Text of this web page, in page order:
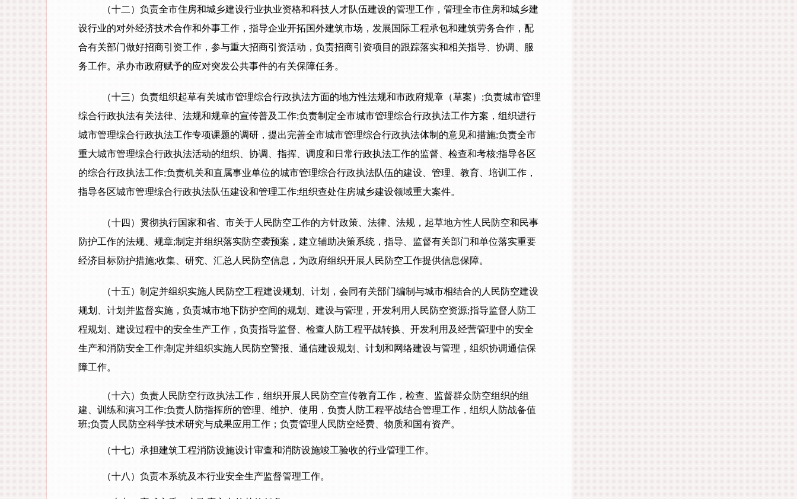
（十二）负责全市住房和城乡建设行业执业资格和科技人才队伍建设的管理工作，管理全市住房和城乡建
设行业的对外经济技术合作和外事工作，指导企业开拓国外建筑市场，发展国际工程承包和建筑劳务合作，配
合有关部门做好招商引资工作，参与重大招商引资活动，负责招商引资项目的跟踪落实和相关指导、协调、服
务工作。承办市政府赋予的应对突发公共事件的有关保障任务。
（十三）负责组织起草有关城市管理综合行政执法方面的地方性法规和市政府规章（草案）;负责城市管理
综合行政执法有关法律、法规和规章的宣传普及工作;负责制定全市城市管理综合行政执法工作方案，组织进行
城市管理综合行政执法工作专项课题的调研，提出完善全市城市管理综合行政执法体制的意见和措施;负责全市
重大城市管理综合行政执法活动的组织、协调、指挥、调度和日常行政执法工作的监督、检查和考核;指导各区
的综合行政执法工作;负责机关和直属事业单位的城市管理综合行政执法队伍的建设、管理、教育、培训工作，
指导各区城市管理综合行政执法队伍建设和管理工作;组织查处住房城乡建设领域重大案件。
（十四）贯彻执行国家和省、市关于人民防空工作的方针政策、法律、法规，起草地方性人民防空和民事
防护工作的法规、规章;制定并组织落实防空袭预案，建立辅助决策系统，指导、监督有关部门和单位落实重要
经济目标防护措施;收集、研究、汇总人民防空信息，为政府组织开展人民防空工作提供信息保障。
（十五）制定并组织实施人民防空工程建设规划、计划，会同有关部门编制与城市相结合的人民防空建设
规划、计划并监督实施，负责城市地下防护空间的规划、建设与管理，开发利用人民防空资源;指导监督人防工
程规划、建设过程中的安全生产工作，负责指导监督、检查人防工程平战转换、开发利用及经营管理中的安全
生产和消防安全工作;制定并组织实施人民防空警报、通信建设规划、计划和网络建设与管理，组织协调通信保
障工作。
（十六）负责人民防空行政执法工作，组织开展人民防空宣传教育工作，检查、监督群众防空组织的组
建、训练和演习工作;负责人防指挥所的管理、维护、使用，负责人防工程平战结合管理工作，组织人防战备值
班;负责人民防空科学技术研究与成果应用工作；负责管理人民防空经费、物质和国有资产。
（十七）承担建筑工程消防设施设计审查和消防设施竣工验收的行业管理工作。
（十八）负责本系统及本行业安全生产监督管理工作。